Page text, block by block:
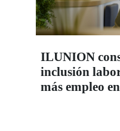
ILUNION
inclusión
más empleo